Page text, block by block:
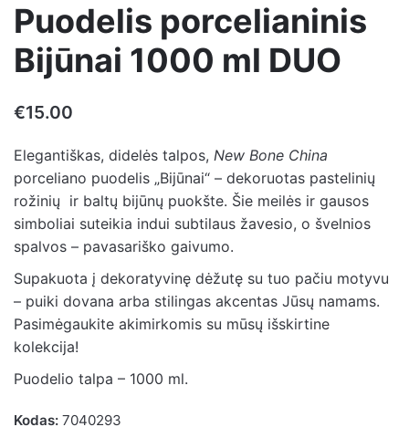
Puodelis porcelianinis
Bijūnai 1000 ml DUO
€15.00
Elegantiškas, didelės talpos, New Bone China
porceliano puodelis „Bijūnai“ – dekoruotas pastelinių
rožinių ir baltų bijūnų puokšte. Šie meilės ir gausos
simboliai suteikia indui subtilaus žavesio, o švelnios
spalvos – pavasariško gaivumo.
Supakuota į dekoratyvinę dėžutę su tuo pačiu motyvu
– puiki dovana arba stilingas akcentas Jūsų namams.
Pasimėgaukite akimirkomis su mūsų išskirtine
kolekcija!
Puodelio talpa – 1000 ml.
Kodas: 7040293